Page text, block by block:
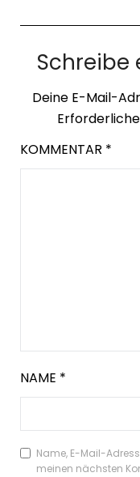
Schreibe
Deine E-Mail-
KOMMENTAR *
NAME *
Name, E-Mail-
meinen nächsten